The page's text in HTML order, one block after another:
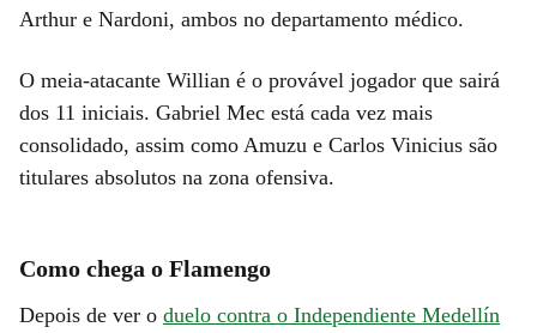
Arthur e Nardoni, ambos no departamento médico.
O meia-atacante Willian é o provável jogador que sairá
dos 11 iniciais. Gabriel Mec está cada vez mais
consolidado, assim como Amuzu e Carlos Vinicius são
titulares absolutos na zona ofensiva.
Como chega o Flamengo
Depois de ver o duelo contra o Independiente Medellín